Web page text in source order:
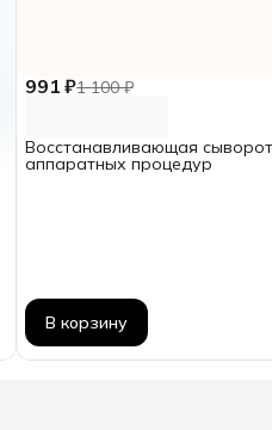
991 ₽1 100 ₽
Восстанавливающая
аппаратных процедур
В корзину